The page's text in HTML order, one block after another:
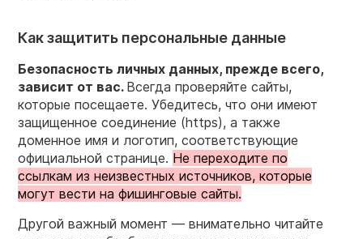
Как защитить персональные данные
Безопасность личных данных, прежде всего,
зависит от вас. Всегда проверяйте сайты,
которые посещаете. Убедитесь, что они имеют
защищенное соединение (https), а также
доменное имя и логотип, соответствующие
официальной странице. Не переходите по
ссылкам из неизвестных источников, которые
могут вести на фишинговые сайты.
Другой важный момент — внимательно читайте